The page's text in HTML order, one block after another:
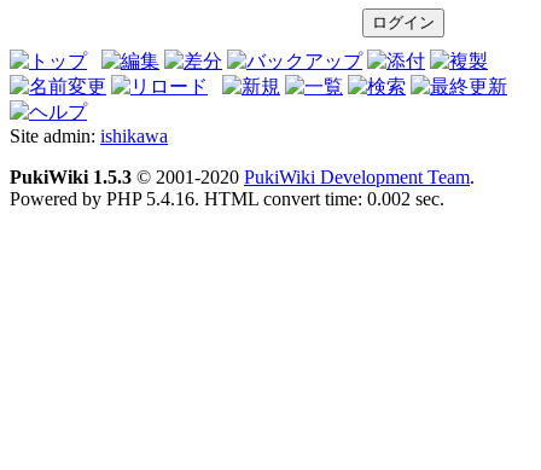
Site admin: ishikawa
PukiWiki 1.5.3 © 2001-2020 PukiWiki Development Team.
Powered by PHP 5.4.16. HTML convert time: 0.002 sec.